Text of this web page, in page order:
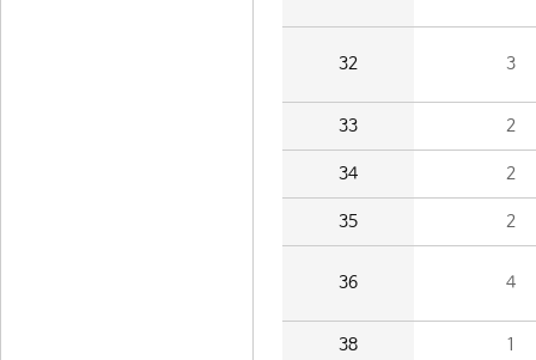
32 3
33 2
34 2
35 2
36 4
38 1